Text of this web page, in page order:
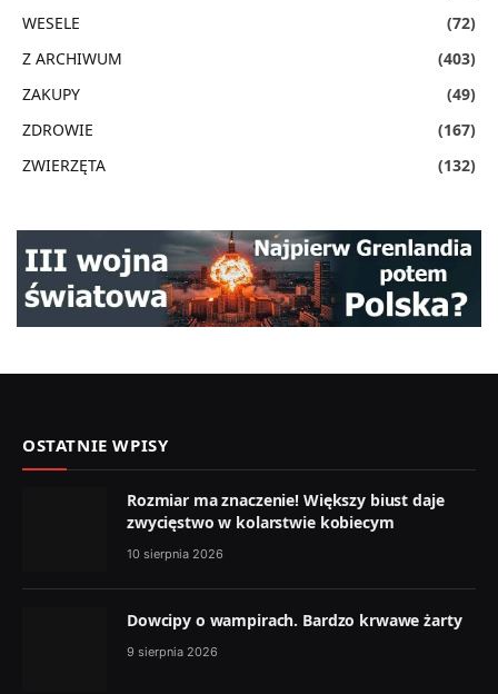
WESELE
(72)
Z ARCHIWUM
(403)
ZAKUPY
(49)
ZDROWIE
(167)
ZWIERZĘTA
(132)
OSTATNIE WPISY
Rozmiar ma znaczenie! Większy biust daje
zwycięstwo w kolarstwie kobiecym
10 sierpnia 2026
Dowcipy o wampirach. Bardzo krwawe żarty
9 sierpnia 2026